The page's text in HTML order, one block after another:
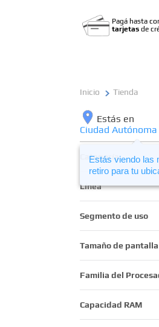
Pagá hasta
tarjetas de
Tienda
Estás en
Ciudad
Categoría
Notebooks
PC de escritorio
Mini PC
productos
Línea
Max
Lite
Cross
Bes Pro
Game Master
Segmento de uso
College
Uso Personal
Profesional
Tamaño de pantalla
15,6´´
14´´
Familia del
Core Ultra
Intel Celeron
Capacidad RAM